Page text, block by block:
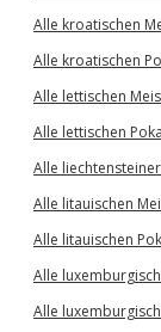
Alle kroatischen
Alle kroatischen
Alle lettischen
Alle lettischen
Alle
Alle litauischen
Alle litauischen
Alle
Alle